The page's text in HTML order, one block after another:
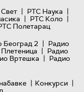
| РТС Наука |
| РТС Коло |
Полетарац
Београд 2 | Радио
| Радио
Вртешка | Радио
| Конкурси |